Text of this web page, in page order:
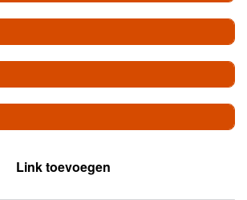
Link toevoegen